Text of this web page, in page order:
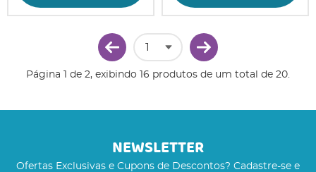
Página 1 de 2, exibindo 16 produtos de um total de 20.
NEWSLETTER
Ofertas Exclusivas e Cupons de Descontos? Cadastre-se e